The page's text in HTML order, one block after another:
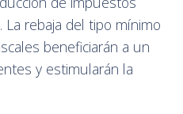
La rebaja del tipo mínimo
beneficiarán a un
y estimularán la